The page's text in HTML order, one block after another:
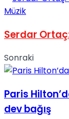
No Result
View All Result
Müzik
Serdar
Sonraki
Paris
dev bağış